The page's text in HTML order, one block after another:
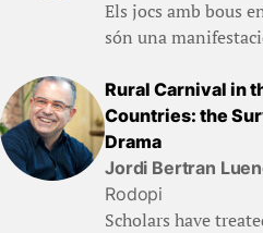
Els jocs amb bous
són una
Rural Carnival in
Countries: the
Drama
Jordi Bertran
Rodopi
Scholars have